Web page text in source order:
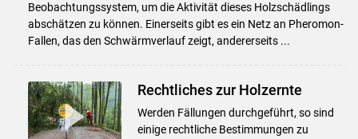
Beobachtungssystem, um die Aktivität dieses Holzschädlings
abschätzen zu können. Einerseits gibt es ein Netz an Pheromon-
Fallen, das den Schwärmverlauf zeigt, andererseits ...
Rechtliches zur Holzernte
Werden Fällungen durchgeführt, so sind
einige rechtliche Bestimmungen zu